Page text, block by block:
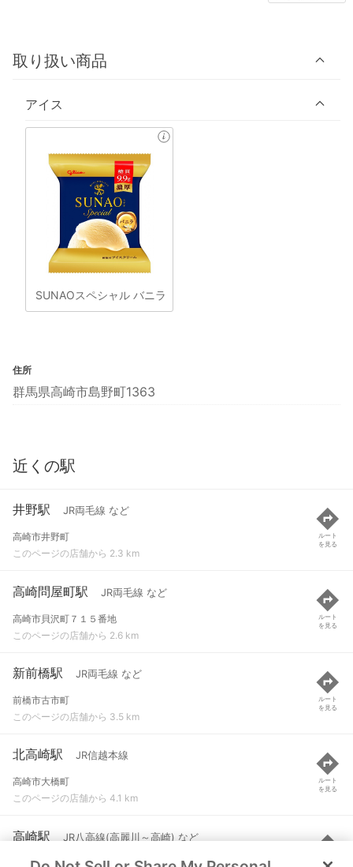
取り扱い商品
アイス
SUNAOスペシャル バニラ
住所
群馬県高崎市島野町1363
近くの駅
井野駅 JR両毛線 など
高崎市井野町
このページの店舗から 2.3 km
ルート
を見る
高崎問屋町駅 JR両毛線 など
高崎市貝沢町７１５番地
このページの店舗から 2.6 km
ルート
を見る
新前橋駅 JR両毛線 など
前橋市古市町
このページの店舗から 3.5 km
ルート
を見る
北高崎駅 JR信越本線
高崎市大橋町
このページの店舗から 4.1 km
ルート
を見る
高崎駅 JR八高線(高麗川～高崎) など
高崎市八島町
ルート